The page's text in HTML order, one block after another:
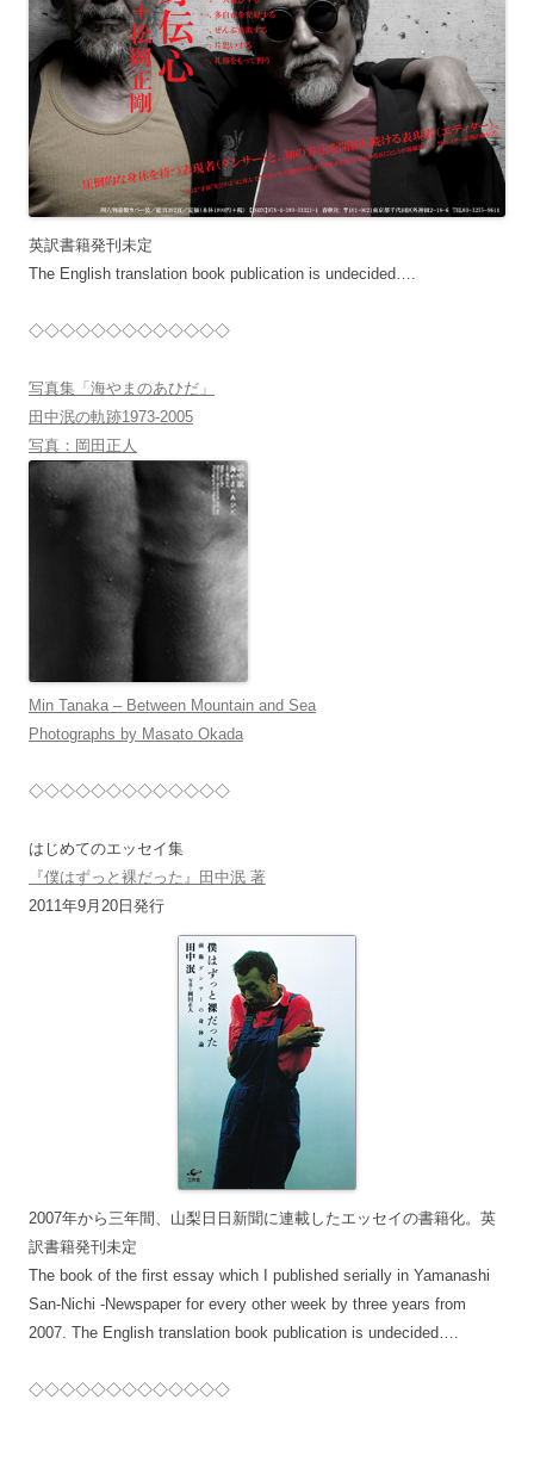
英訳書籍発刊未定
The English translation book publication is undecided….
◇◇◇◇◇◇◇◇◇◇◇◇◇
写真集「海やまのあひだ」
田中泯の軌跡1973-2005
写真：岡田正人
Min Tanaka – Between Mountain and Sea
Photographs by Masato Okada
◇◇◇◇◇◇◇◇◇◇◇◇◇
はじめてのエッセイ集
『僕はずっと裸だった』田中泯 著
2011年9月20日発行
2007年から三年間、山梨日日新聞に連載したエッセイの書籍化。英
訳書籍発刊未定
The book of the first essay which I published serially in Yamanashi
San-Nichi -Newspaper for every other week by three years from
2007. The English translation book publication is undecided….
◇◇◇◇◇◇◇◇◇◇◇◇◇